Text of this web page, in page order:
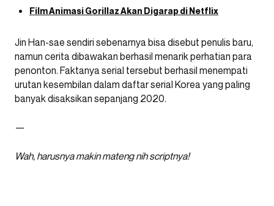
Film Animasi Gorillaz Akan Digarap di Netflix
Jin Han-sae sendiri sebenarnya bisa disebut penulis baru,
namun cerita dibawakan berhasil menarik perhatian para
penonton. Faktanya serial tersebut berhasil menempati
urutan kesembilan dalam daftar serial Korea yang paling
banyak disaksikan sepanjang 2020.
—
Wah, harusnya makin mateng nih scriptnya!